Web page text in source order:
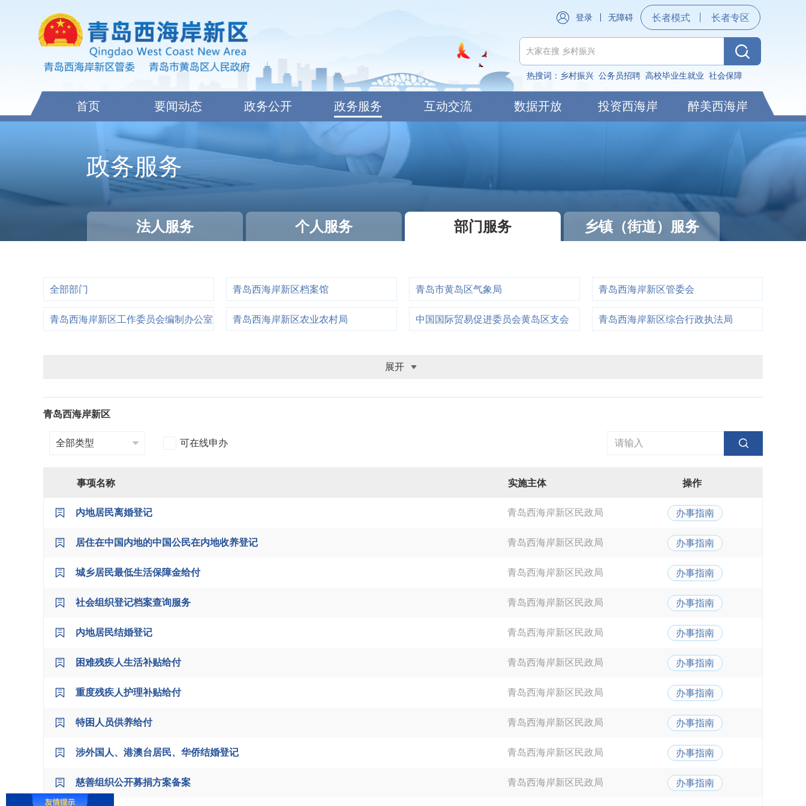
登录 无障碍 长者模式 长者专区
热搜词： 乡村振兴 公务员招聘 高校毕业生就业 社会保障
首页 要闻动态 政务公开 政务服务 互动交流 数据开放 投资西海岸 醉美西海岸
政务服务
法人服务 个人服务 部门服务 乡镇（街道）服务
全部部门 青岛西海岸新区档案馆 青岛市黄岛区气象局 青岛西海岸新区管委会
青岛西海岸新区工作委员会编制办公室 青岛西海岸新区农业农村局 中国国际贸易促进委员会黄岛区支会 青岛西海岸新区综合行政执法局
展开
青岛西海岸新区
可在线申办
事项名称 实施主体 操作
内地居民离婚登记 青岛西海岸新区民政局 办事指南
居住在中国内地的中国公民在内地收养登记 青岛西海岸新区民政局 办事指南
城乡居民最低生活保障金给付 青岛西海岸新区民政局 办事指南
社会组织登记档案查询服务 青岛西海岸新区民政局 办事指南
内地居民结婚登记 青岛西海岸新区民政局 办事指南
困难残疾人生活补贴给付 青岛西海岸新区民政局 办事指南
重度残疾人护理补贴给付 青岛西海岸新区民政局 办事指南
特困人员供养给付 青岛西海岸新区民政局 办事指南
涉外国人、港澳台居民、华侨结婚登记 青岛西海岸新区民政局 办事指南
慈善组织公开募捐方案备案 青岛西海岸新区民政局 办事指南